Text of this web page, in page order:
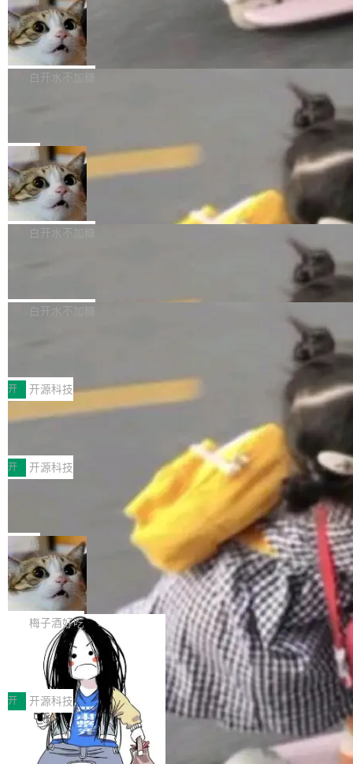
l 迁移或唤醒时，新宿主从 S3 恢复 SQLite 数据
库继续执行。存储库是持久化的唯一真相...
te 17 Pro、OPPO K15，要么是vivo X300 E这
样的次旗舰。 Galaxy Z Fold8 Ultra / Z Fold8 /
Z Flip8三款折叠屏新机均在7月22日发布，且全
部搭载骁龙8 Elite Gen5 for Galaxy，它们本该
本控制系统。目前处于 Early Access 阶段。 De
ltaDB 的核心思路直接写在 landing page 最显
眼的位置：「Software is made between com
mits」——软件是在 commit 之间写出来的。git
是把这段空隙补上。 回退到任何一次编辑：Delt
aDB 捕获 commit 之间的每一次操作，...
SpaceXAI 单季资本开支达 183 亿美元
根据风险投资人Tomer Tunguz 博客（VC 分
析）披露的最新分析与第二季度业绩报告，Spac
微软同期总资本开支的四成。 与亚马逊、Alpha
bet、微软以及 Meta 等传统科技巨头相比，Spa
ceXAI的资金消耗速度尤为引人瞩目。然而，支
撑庞大支出的资金来源却呈现出截然不同的面
貌。数据显示，微软和 Meta 主要依托充沛的经
白开水不加糖
一个在终端里运行的编程 agent；Muse Spark
1.2，驱动这个 agent 的新模型。一句话概括：
你可以用 curl -fsSL https://dev.meta.ai/install.
sh | bash 安装一个能在大项目里自动规划、写
代码、验证结果的 AI 终端工具。 据介绍，Muse
个主 agent 循环，外加一组后台 agent。这些后
局
美团开源 LoHoSearch，用知识图谱校
准 AI 能力认知
机器出题的前提，是让机器拥有全局视野。整个
构建流程可以分为四个环节：建图 → 控制难度
白开水不加糖
库，并将作为transport接入Mooncake TENT。
MPComm将作为一种传输引擎接入Mooncake T
ENT，实现零拷贝传输性能提升30%、非零拷贝
传输性能最高提升5倍。UCL-MPComm底层基
于自研UCL-Engine通信引擎，后续腾讯网平将
持续开源更多基于UCL-Engine的高性能通信组
件。 腾讯网平团队在UCL-MPComm中实现了一
个独立于业务线程的全局通信引擎（Engine），
白开水不加糖
型案例入选名单》，深信服“面向企业研发场景的
开源 AI 编程平台 CoStrict 应用”凭借卓越的技术
创新与落地成效成功入选。 全链路私有化部署，
助力企业AI研发安全落地 当前，越来越多企业已
经开始引入 AI Coding 工具，通过调用公有云模
型或企业内部部署模型提升研发效率。但随着 AI
Coding 从个人辅助工具逐步走向团队级、组织
级应用，企业在规模化落地过程中，对安全性、
可控性和代码质量提出了更高要求。 首先是数据
安全与合规要求。对于大多数普通研发场景，公
有云模型能够满足快速试用和效率提升的需求。
但对于金融、能源、医疗等对数据安全要求较...
开 开源科技
深信服AI算力网关入选工信部人工智能
前不久，工业和信息化部正式发布《2025年人工
智能应用典型案例名单》，集中展示人工智能在
各领域的应用成果，覆盖技术底座、行业赋能、
产品应用、支撑保障、专题等五大方向。深信服
AI算力网关（AI创新平台）成功入选！ 随着各行
各业的Agent走向规模化建设，算力构成形态逐
渐丰富，用户关注的重点也在发生变化：不只是
让AI用起来，还要进一步看清混合算力时代下，
Token花在哪里、算力是否被充分利用，以及持
续增长的AI成本该如何优化。 深信服AI算力网关
正是围绕这些实际问题，从Token治理和成本治
理两个方面，让用户的每一份算力都看得清、管
得住、用得稳、省得下、更安全！ 一、从现在开
始，Token使用一目...
开 开源科技
Jeff Dean 离开 Google：一个时代的结
束，一个实验室的开始
Google 员工编号 20。MapReduce 作者之一。
Bigtable 作者之一。TensorFlow 的作者之一。
Gemini 的架构师。Google 首席科学家。 Jeff D
ean 在 Google 工作了 27 年后，宣布离职。 他
不是一个人走。一同离开的还有 Sanjay Ghema
wat（Google 员工编号 23，Jeff Dean 二十多
年的编程搭档，MapReduce 和 Bigtable 的共同
作者）、Quoc Le（Google 大脑核心成员，Se
q2Seq 和 DocAI 的共同发明人）以及 Oriol Vin
yals（Gemini 联合负责人，AlphaSta...
局
🔥 SolonCode v2026.8.4 发布：界面
字体可调、22 种语言、记忆搜索增强
打开终端就能上岗的全中文编码智能体，这一轮
把「看得清、用母语、记得住」三件事一次补
齐。 SolonCode 是什么 SolonCode 是杭州无
耳科技研发的企业级终端编码智能体——一位全
中文驱动的数字员工，自主理解需求、规划步
骤、编写代码。不挑模型、不挑平台，curl 一行
装完即用。 开源地址：Gitee · GitCode · GitHu
b 安装 支持 Java 8+（8~26）、macOS / Linu
x / Windows / Harmony PC。 # macOS / Linu
梅子酒好吃
让“代码语义理解”深度释放AI Coding
价值潜能：华为云码道（CodeArts）
代码仓技术解析
一、代码仓深度理解技术的作用与价值 在软件工
程实践中，代码仓是企业核心知识资产的主要载
体。企业级代码仓库通常包含数十万乃至数百万
个文件，其规模远超单次模型调用可承载的上下
文窗口。随着项目规模的持续扩张与代码历史的
开 开源科技
一条“删库”命令跑 17 小时，算法工程
师删光 89TB 数据只为干私活
最高人民检察院8月4日公布了一起案件：北京一